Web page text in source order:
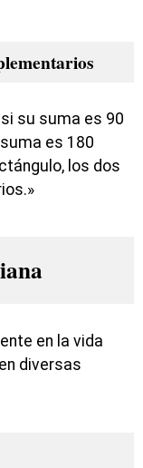
su suma es 90
es 180
los dos
en la vida
diversas